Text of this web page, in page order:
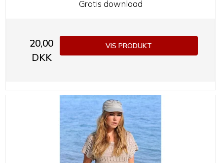
Gratis download
20,00
DKK
VIS PRODUKT